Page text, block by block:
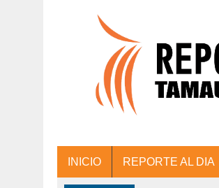
INICIO REPORTE AL DIA